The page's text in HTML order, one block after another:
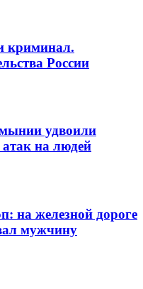
криминал.
России
удвоили
атак на людей
на железной дороге
мужчину